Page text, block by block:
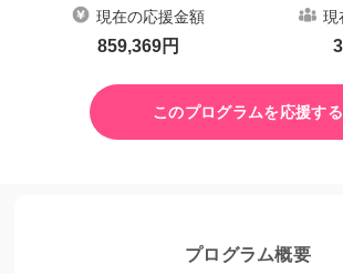
現在の応援金額
859,369円
現
このプログラムを応援する
プログラム概要